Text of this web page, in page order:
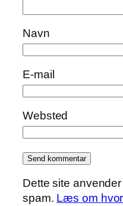
Navn
E-mail
Websted
Dette site
spam. Læs om